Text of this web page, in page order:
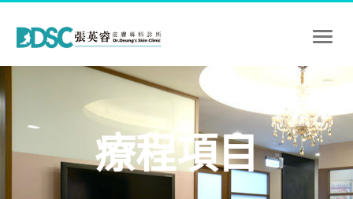
Toggle
療程項目